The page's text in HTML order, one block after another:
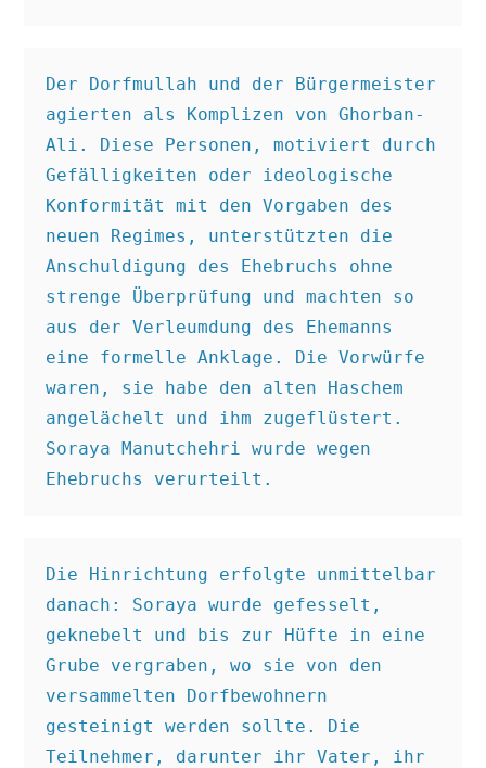
Der Dorfmullah und der Bürgermeister
agierten als Komplizen von Ghorban-
Ali. Diese Personen, motiviert durch
Gefälligkeiten oder ideologische
Konformität mit den Vorgaben des
neuen Regimes, unterstützten die
Anschuldigung des Ehebruchs ohne
strenge Überprüfung und machten so
aus der Verleumdung des Ehemanns
eine formelle Anklage. Die Vorwürfe
waren, sie habe den alten Haschem
angelächelt und ihm zugeflüstert.
Soraya Manutchehri wurde wegen
Ehebruchs verurteilt.
Die Hinrichtung erfolgte unmittelbar
danach: Soraya wurde gefesselt,
geknebelt und bis zur Hüfte in eine
Grube vergraben, wo sie von den
versammelten Dorfbewohnern
gesteinigt werden sollte. Die
Teilnehmer, darunter ihr Vater, ihr